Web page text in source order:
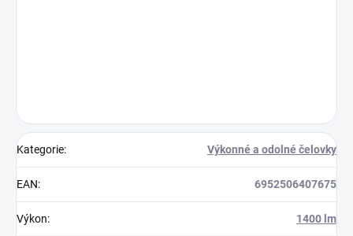
Kategorie: Výkonné a odolné čelovky
EAN: 6952506407675
Výkon: 1400 lm